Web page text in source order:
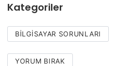
Kategoriler
BILGISAYAR SORUNLARI
YORUM BIRAK